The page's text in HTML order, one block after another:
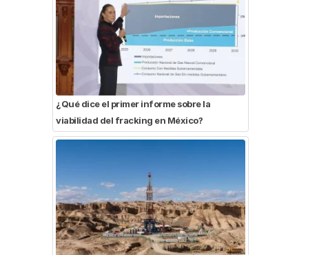
¿Qué dice el primer informe sobre la
viabilidad del fracking en México?